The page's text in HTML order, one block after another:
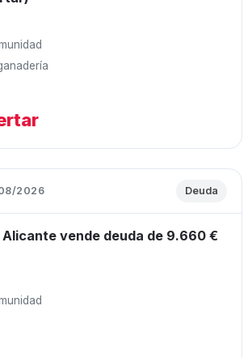
2026 Deuda
vende deuda de 9.660 €